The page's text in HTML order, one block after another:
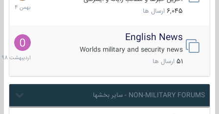
6,045 ارسال ها
1404
English News
Worlds military and security news
51 ارسال ها
10
1398
NON-MILITARY FORUMS - سایر بخشها